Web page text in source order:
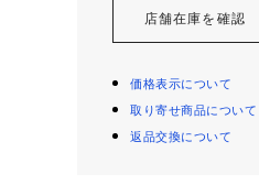
店舗在庫を確認
価格表示について
取り寄せ商品について
返品交換について